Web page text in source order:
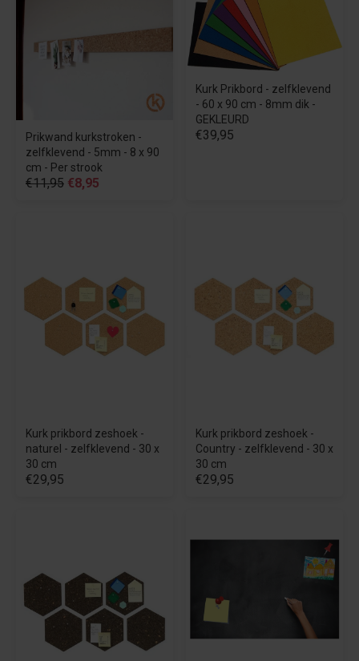
Prikwand kurkstroken -
zelfklevend - 5mm - 8 x 90
cm - Per strook
€11,95 €8,95
Kurk Prikbord - zelfklevend
- 60 x 90 cm - 8mm dik -
GEKLEURD
€39,95
Kurk prikbord zeshoek -
naturel - zelfklevend - 30 x
30 cm
€29,95
Kurk prikbord zeshoek -
Country - zelfklevend - 30 x
30 cm
€29,95